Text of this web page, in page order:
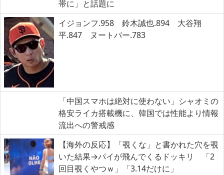
帯に」と話題に
イジョンフ.958 鈴木誠也.894 大谷翔
平.847 ヌートバー.783
「中国スマホは絶対に使わない」シャオミの
格安ライカ搭載機に、韓国では性能より情報
流出への警戒感
【海外の反応】「覗くな」と書かれた穴を覗
いた結果→パイが飛んでくるドッキリ 「2
回目覗くやつｗ」「3.14だけに」